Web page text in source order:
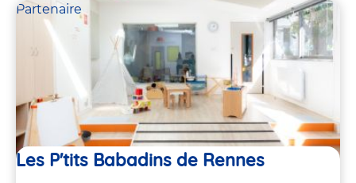
Partenaire
Les P'tits Babadins de Rennes